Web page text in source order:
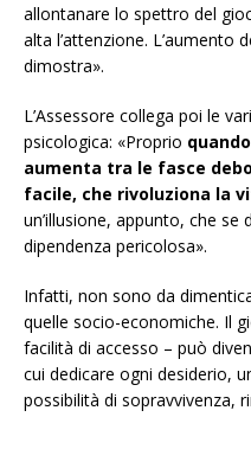
allontanare lo spettro del
alta l’attenzione. L’aumento
dimostra».
L’Assessore collega poi le
psicologica: «Proprio
aumenta tra le fasce
facile, che rivoluziona la
un’illusione, appunto, che
dipendenza pericolosa».
Infatti, non sono da
quelle socio-economiche. Il
facilità di accesso – può
cui dedicare ogni desiderio,
possibilità di sopravvivenza,